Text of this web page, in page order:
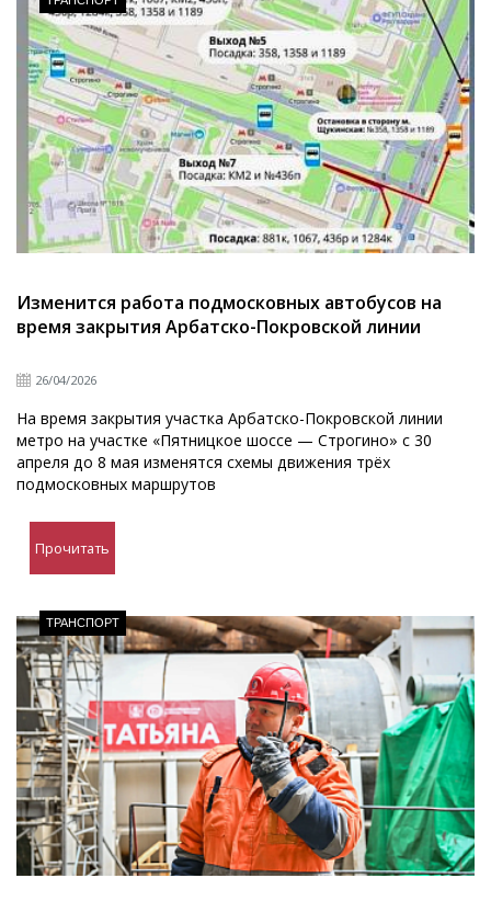
Изменится работа подмосковных автобусов на
время закрытия Арбатско-Покровской линии
26/04/2026
На время закрытия участка Арбатско-Покровской линии
метро на участке «Пятницкое шоссе — Строгино» с 30
апреля до 8 мая изменятся схемы движения трёх
подмосковных маршрутов
Прочитать
ТРАНСПОРТ